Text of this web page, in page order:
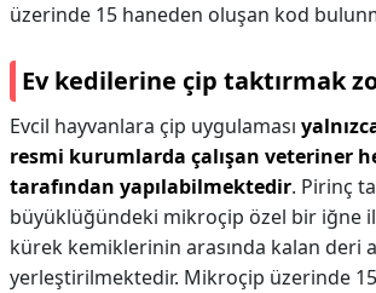
üzerinde 15 haneden oluşan kod
Ev kedilerine çip taktırmak
Evcil hayvanlara çip uygulaması
resmi kurumlarda çalışan veteriner
tarafından yapılabilmektedir. Pirinç
büyüklüğündeki mikroçip özel bir iğne
kürek kemiklerinin arasında kalan deri
yerleştirilmektedir. Mikroçip üzerinde